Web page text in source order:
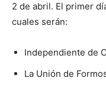
2 de abril. El primer
cuales serán:
Independiente de
La Unión de